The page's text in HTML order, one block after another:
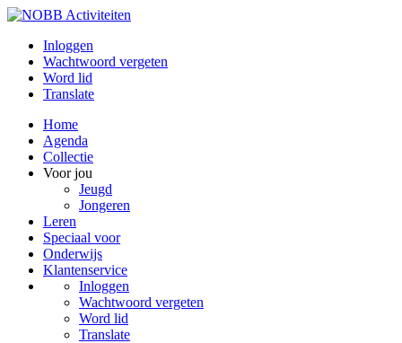
Inloggen
Wachtwoord vergeten
Word lid
Translate
Home
Agenda
Collectie
Voor jou
Jeugd
Jongeren
Leren
Speciaal voor
Onderwijs
Klantenservice
Inloggen
Wachtwoord vergeten
Word lid
Translate